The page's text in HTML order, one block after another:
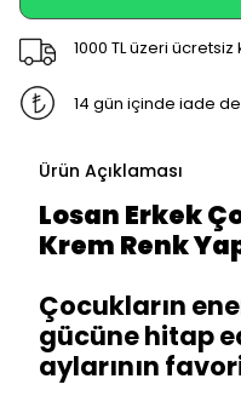
1000 TL üzeri
14 gün içinde iade
Ürün Açıklaması
Losan Erkek
Krem Renk
Çocukların
gücüne hitap
aylarının